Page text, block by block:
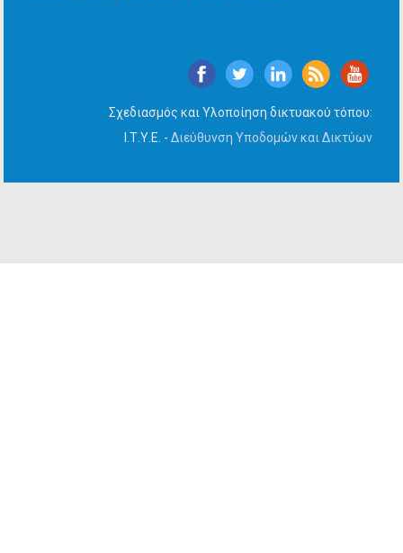
Σχεδιασμός και Υλοποίηση δικτυακού τόπου:
Ι.Τ.Υ.Ε. - Διεύθυνση Υποδομών και Δικτύων